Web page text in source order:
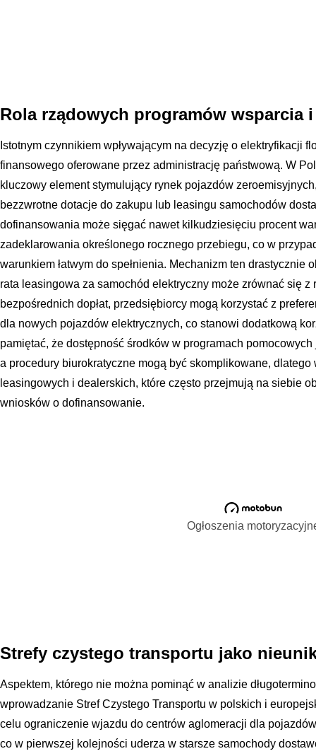
Rola rządowych programów wsparcia i
Istotnym czynnikiem wpływającym na decyzję o elektryfikacji
finansowego oferowane przez administrację państwową. W
kluczowy element stymulujący rynek pojazdów
bezzwrotne dotacje do zakupu lub leasingu samochodów
dofinansowania może sięgać nawet kilkudziesięciu procent
zadeklarowania określonego rocznego przebiegu, co w
warunkiem łatwym do spełnienia. Mechanizm ten drastycznie
rata leasingowa za samochód elektryczny może zrównać się z
bezpośrednich dopłat, przedsiębiorcy mogą korzystać z
dla nowych pojazdów elektrycznych, co stanowi dodatkową
pamiętać, że dostępność środków w programach
a procedury biurokratyczne mogą być skomplikowane, dlatego
leasingowych i dealerskich, które często przejmują na siebie
wniosków o dofinansowanie.
Ogłoszenia
Strefy czystego transportu jako
Aspektem, którego nie można pominąć w analizie
wprowadzanie Stref Czystego Transportu w polskich i
celu ograniczenie wjazdu do centrów aglomeracji dla
co w pierwszej kolejności uderza w starsze samochody